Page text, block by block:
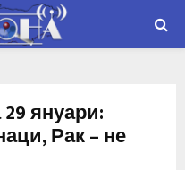
януари:
Рак – не